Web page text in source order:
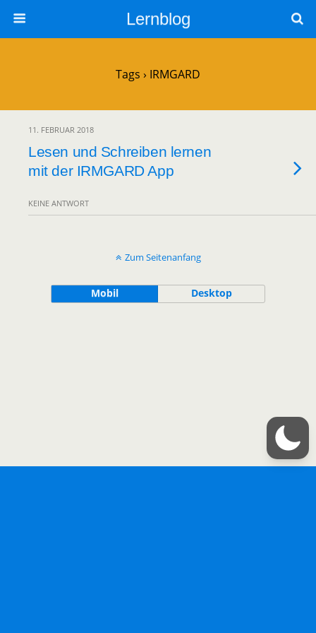
Lernblog
Tags › IRMGARD
11. FEBRUAR 2018
Lesen und Schreiben lernen
mit der IRMGARD App
KEINE ANTWORT
Zum Seitenanfang
Mobil Desktop